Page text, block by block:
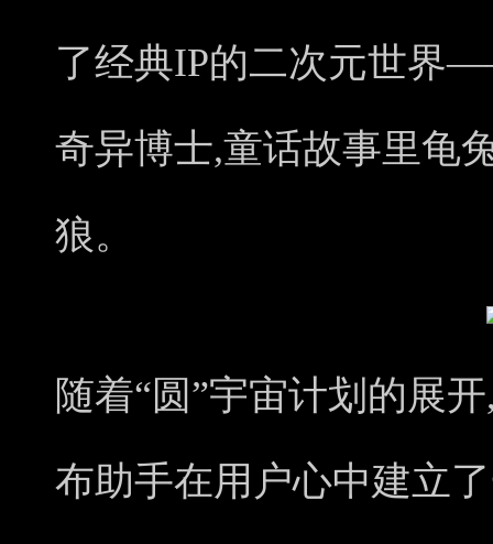
了经典IP的二次元世界
奇异博士,童话故事里龟
狼。
随着“圆”宇宙计划的展
布助手在用户心中建立